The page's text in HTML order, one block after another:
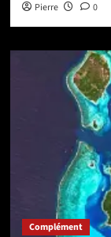
Pierre 0
Complément